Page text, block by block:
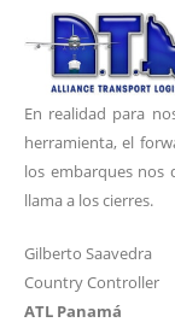
En realidad para
herramienta, el
los embarques nos
llama a los cierres.
Gilberto Saavedra
Country Controller
ATL Panamá